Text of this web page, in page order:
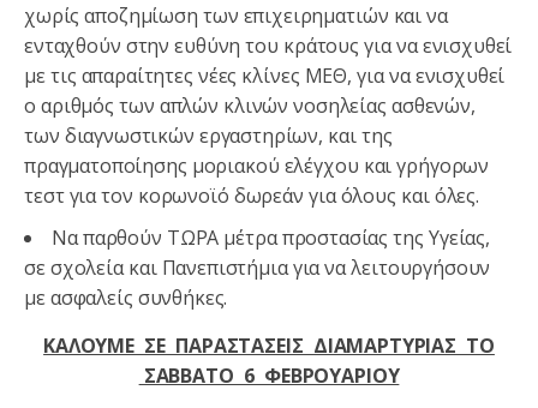
χωρίς αποζημίωση των επιχειρηματιών και να
ενταχθούν στην ευθύνη του κράτους για να ενισχυθεί
με τις απαραίτητες νέες κλίνες ΜΕΘ, για να ενισχυθεί
ο αριθμός των απλών κλινών νοσηλείας ασθενών,
των διαγνωστικών εργαστηρίων, και της
πραγματοποίησης μοριακού ελέγχου και γρήγορων
τεστ για τον κορωνοϊό δωρεάν για όλους και όλες.
Να παρθούν ΤΩΡΑ μέτρα προστασίας της Υγείας,
σε σχολεία και Πανεπιστήμια για να λειτουργήσουν
με ασφαλείς συνθήκες.
ΚΑΛΟΥΜΕ ΣΕ ΠΑΡΑΣΤΑΣΕΙΣ ΔΙΑΜΑΡΤΥΡΙΑΣ ΤΟ
ΣΑΒΒΑΤΟ 6 ΦΕΒΡΟΥΑΡΙΟΥ